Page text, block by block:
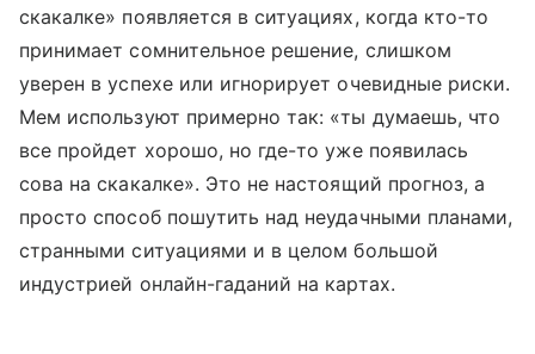
скакалке» появляется в ситуациях, когда кто-то
принимает сомнительное решение, слишком
уверен в успехе или игнорирует очевидные риски.
Мем используют примерно так: «ты думаешь, что
все пройдет хорошо, но где-то уже появилась
сова на скакалке». Это не настоящий прогноз, а
просто способ пошутить над неудачными планами,
странными ситуациями и в целом большой
индустрией онлайн-гаданий на картах.